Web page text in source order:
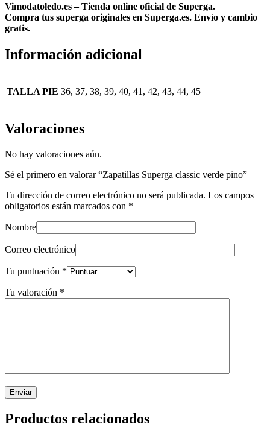
Vimodatoledo.es – Tienda online oficial de Superga.
Compra tus superga originales en Superga.es. Envío y cambio
gratis.
Información adicional
TALLA PIE 36, 37, 38, 39, 40, 41, 42, 43, 44, 45
Valoraciones
No hay valoraciones aún.
Sé el primero en valorar “Zapatillas Superga classic verde pino”
Tu dirección de correo electrónico no será publicada. Los campos
obligatorios están marcados con *
Nombre
Correo electrónico
Tu puntuación *
Tu valoración *
Productos relacionados